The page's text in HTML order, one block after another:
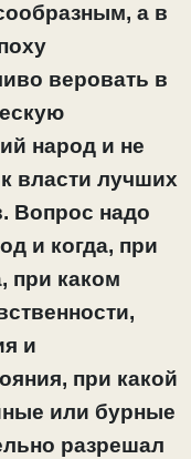
а в
веровать в
народ и не
власти лучших
Вопрос надо
и когда, при
при каком
и
при какой
или бурные
разрешал